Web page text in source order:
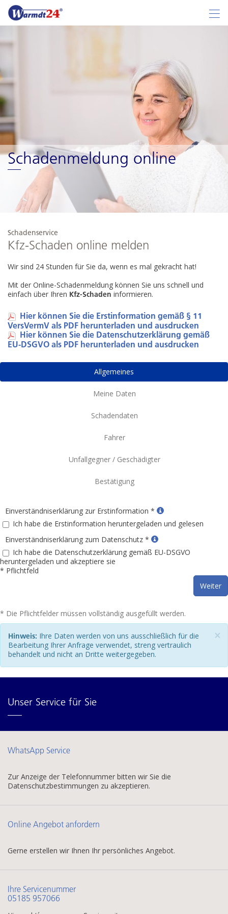
Schadenmeldung online
Schadenservice
Kfz-Schaden online melden
Wir sind 24 Stunden für Sie da, wenn es mal gekracht hat!
Mit der Online-Schadenmeldung können Sie uns schnell und
einfach über Ihren Kfz-Schaden informieren.
Hier können Sie die Erstinformation gemäß § 11
VersVermV als PDF herunterladen und ausdrucken
Hier können Sie die Datenschutzerklärung gemäß
EU-DSGVO als PDF herunterladen und ausdrucken
Allgemeines
Meine Daten
Schadendaten
Fahrer
Unfallgegner / Geschädigter
Bestätigung
Einverständniserklärung zur Erstinformation *
Ich habe die Erstinformation heruntergeladen und gelesen
Einverständniserklärung zum Datenschutz *
Ich habe die Datenschutzerklärung gemäß EU-DSGVO
heruntergeladen und akzeptiere sie
* Pflichtfeld
Weiter
* Die Pflichtfelder müssen vollständig ausgefüllt werden.
×
Hinweis: Ihre Daten werden von uns ausschließlich für die
Bearbeitung Ihrer Anfrage verwendet, streng vertraulich
behandelt und nicht an Dritte weitergegeben.
Unser Service für Sie
WhatsApp Service
Zur Anzeige der Telefonnummer bitten wir Sie die
Datenschutzbestimmungen zu akzeptieren.
Online Angebot anfordern
Gerne erstellen wir Ihnen Ihr persönliches Angebot.
Ihre Servicenummer
05185 957066